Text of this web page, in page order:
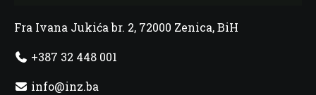
Fra Ivana Jukića br. 2, 72000 Zenica, BiH
+387 32 448 001
info@inz.ba